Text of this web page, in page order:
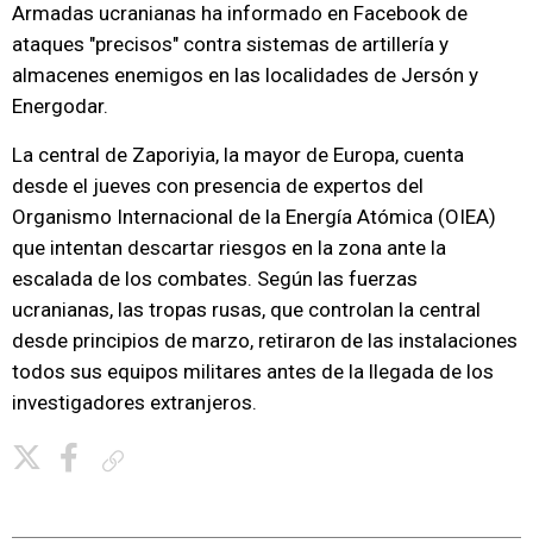
Armadas ucranianas ha informado en Facebook de
ataques "precisos" contra sistemas de artillería y
almacenes enemigos en las localidades de Jersón y
Energodar.
La central de Zaporiyia, la mayor de Europa, cuenta
desde el jueves con presencia de expertos del
Organismo Internacional de la Energía Atómica (OIEA)
que intentan descartar riesgos en la zona ante la
escalada de los combates. Según las fuerzas
ucranianas, las tropas rusas, que controlan la central
desde principios de marzo, retiraron de las instalaciones
todos sus equipos militares antes de la llegada de los
investigadores extranjeros.